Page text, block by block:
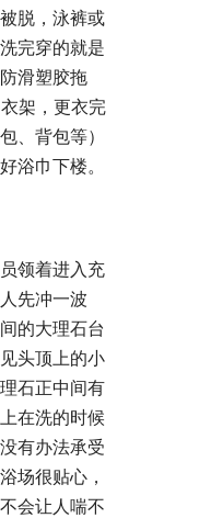
脱，泳裤或
完穿的就是
滑塑胶拖
架，更衣完
、背包等）
浴巾下楼。
领着进入充
先冲一波
的大理石台
头顶上的小
石正中间有
在洗的时候
有办法承受
场很贴心，
会让人喘不